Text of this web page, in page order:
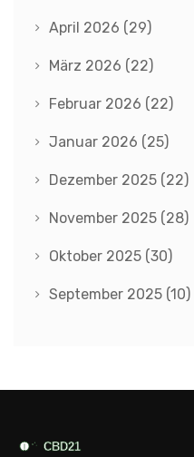
April 2026 (29)
März 2026 (22)
Februar 2026 (22)
Januar 2026 (25)
Dezember 2025 (22)
November 2025 (28)
Oktober 2025 (30)
September 2025 (10)